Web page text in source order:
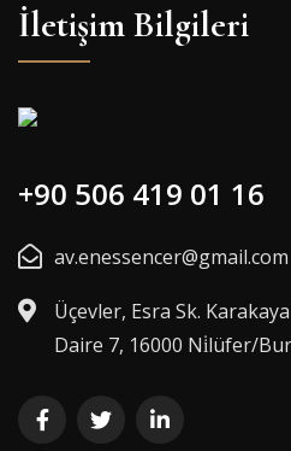
İletişim Bilgileri
+90 506 419 01 16
av.enessencer@gmail.com
Üçevler, Esra Sk.
Daire 7, 16000 Ni̇lüfer/